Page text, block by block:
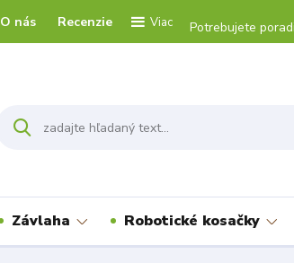
O nás Recenzie Viac Potrebujete
Závlaha Robotické kosačky